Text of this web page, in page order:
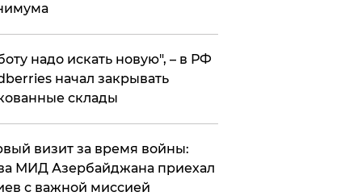
надо искать новую", – в РФ
начал закрывать
склады
визит за время войны:
МИД Азербайджана приехал
с важной миссией